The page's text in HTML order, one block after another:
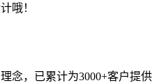
哦！
念，已累计为3000+客户提供